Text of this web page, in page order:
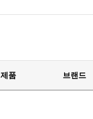
제품 브랜드